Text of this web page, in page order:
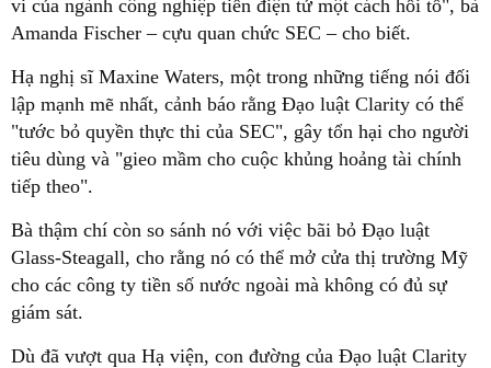
vi của ngành công nghiệp tiền điện tử một cách hồi tố", bà
Amanda Fischer – cựu quan chức SEC – cho biết.
Hạ nghị sĩ Maxine Waters, một trong những tiếng nói đối
lập mạnh mẽ nhất, cảnh báo rằng Đạo luật Clarity có thể
"tước bỏ quyền thực thi của SEC", gây tổn hại cho người
tiêu dùng và "gieo mầm cho cuộc khủng hoảng tài chính
tiếp theo".
Bà thậm chí còn so sánh nó với việc bãi bỏ Đạo luật
Glass-Steagall, cho rằng nó có thể mở cửa thị trường Mỹ
cho các công ty tiền số nước ngoài mà không có đủ sự
giám sát.
Dù đã vượt qua Hạ viện, con đường của Đạo luật Clarity